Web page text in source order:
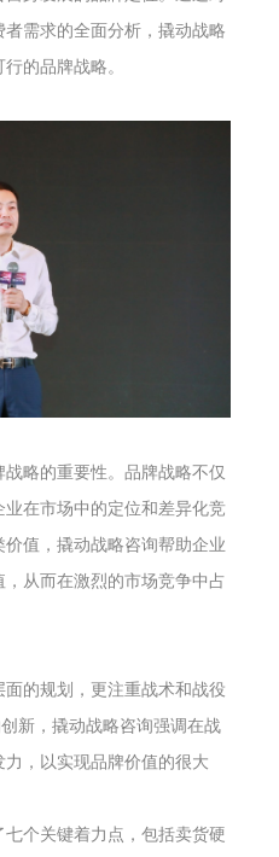
需求的全面分析，撬动战略
的品牌战略。
略的重要性。品牌战略不仅
在市场中的定位和差异化竞
值，撬动战略咨询帮助企业
从而在激烈的市场竞争中占
的规划，更注重战术和战役
新，撬动战略咨询强调在战
，以实现品牌价值的很大
个关键着力点，包括卖货硬